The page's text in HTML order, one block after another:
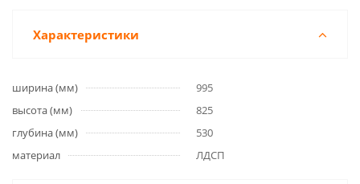
Характеристики
ширина (мм)
995
высота (мм)
825
глубина (мм)
530
материал
ЛДСП